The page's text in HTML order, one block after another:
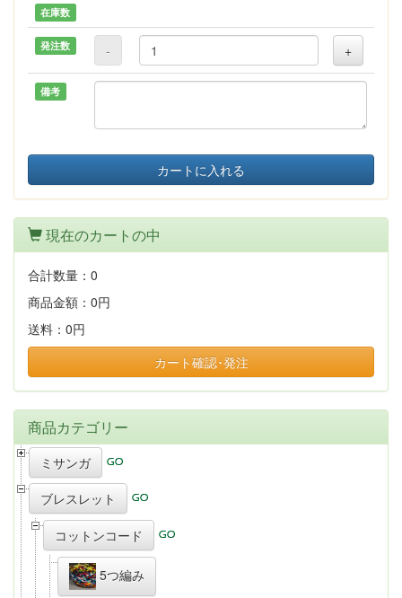
在庫数
発注数 - +
備考
カートに入れる
現在のカートの中
合計数量： 0
商品金額： 0円
送料： 0円
カート確認･発注
商品カテゴリー
ミサンガ
ブレスレット
コットンコード
5つ編み